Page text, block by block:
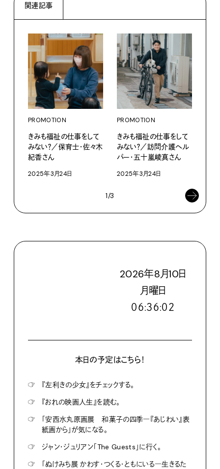
関連記事
PROMOTION
きみも福祉の仕事をして
みない？／保育士・佐々木
紀香さん
2025年3月24日
PROMOTION
きみも福祉の仕事をして
みない？／訪問介護ヘル
パー・五十嵐崚真さん
2025年3月24日
1/3
2026年8月10日
月曜日
０６:３６:０３
本日の予定はこちら！
☞
『左利きの少女』をチェックする。
☞
『おれの映画人生』を読む。
☞
「安西水丸原画展 和菓子の四季―『あじわい』表
紙画から」が気になる。
☞
ジャン・ジュリアン「The Guests」に行く。
☞
「ぬけみち展 かわす・つくる・ともにいる―生きるた